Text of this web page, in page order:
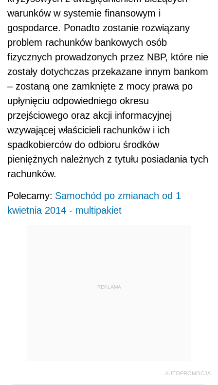
warunków w systemie finansowym i
gospodarce. Ponadto zostanie rozwiązany
problem rachunków bankowych osób
fizycznych prowadzonych przez NBP, które nie
zostały dotychczas przekazane innym bankom
– zostaną one zamknięte z mocy prawa po
upłynięciu odpowiedniego okresu
przejściowego oraz akcji informacyjnej
wzywającej właścicieli rachunków i ich
spadkobierców do odbioru środków
pieniężnych należnych z tytułu posiadania tych
rachunków.
Polecamy: Samochód po zmianach od 1
kwietnia 2014 - multipakiet
REKLAMA
AUTOPROMOCJA